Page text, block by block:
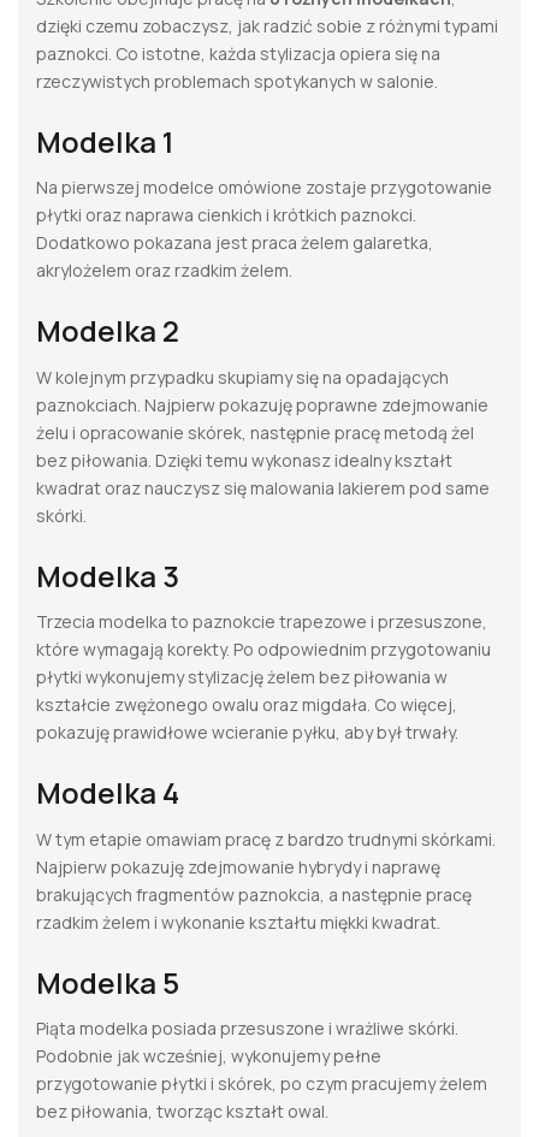
dzięki czemu zobaczysz, jak radzić sobie z różnymi typami
paznokci. Co istotne, każda stylizacja opiera się na
rzeczywistych problemach spotykanych w salonie.
Modelka 1
Na pierwszej modelce omówione zostaje przygotowanie
płytki oraz naprawa cienkich i krótkich paznokci.
Dodatkowo pokazana jest praca żelem galaretka,
akrylożelem oraz rzadkim żelem.
Modelka 2
W kolejnym przypadku skupiamy się na opadających
paznokciach. Najpierw pokazuję poprawne zdejmowanie
żelu i opracowanie skórek, następnie pracę metodą żel
bez piłowania. Dzięki temu wykonasz idealny kształt
kwadrat oraz nauczysz się malowania lakierem pod same
skórki.
Modelka 3
Trzecia modelka to paznokcie trapezowe i przesuszone,
które wymagają korekty. Po odpowiednim przygotowaniu
płytki wykonujemy stylizację żelem bez piłowania w
kształcie zwężonego owalu oraz migdała. Co więcej,
pokazuję prawidłowe wcieranie pyłku, aby był trwały.
Modelka 4
W tym etapie omawiam pracę z bardzo trudnymi skórkami.
Najpierw pokazuję zdejmowanie hybrydy i naprawę
brakujących fragmentów paznokcia, a następnie pracę
rzadkim żelem i wykonanie kształtu miękki kwadrat.
Modelka 5
Piąta modelka posiada przesuszone i wrażliwe skórki.
Podobnie jak wcześniej, wykonujemy pełne
przygotowanie płytki i skórek, po czym pracujemy żelem
bez piłowania, tworząc kształt owal.